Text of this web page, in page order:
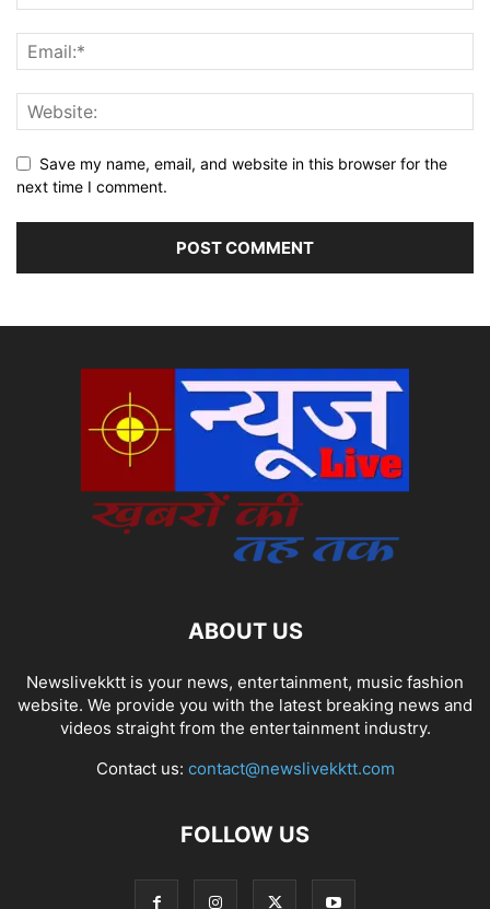
Save my name, email, and website in this browser for the
next time I comment.
ABOUT US
Newslivekktt is your news, entertainment, music fashion
website. We provide you with the latest breaking news and
videos straight from the entertainment industry.
Contact us: contact@newslivekktt.com
FOLLOW US